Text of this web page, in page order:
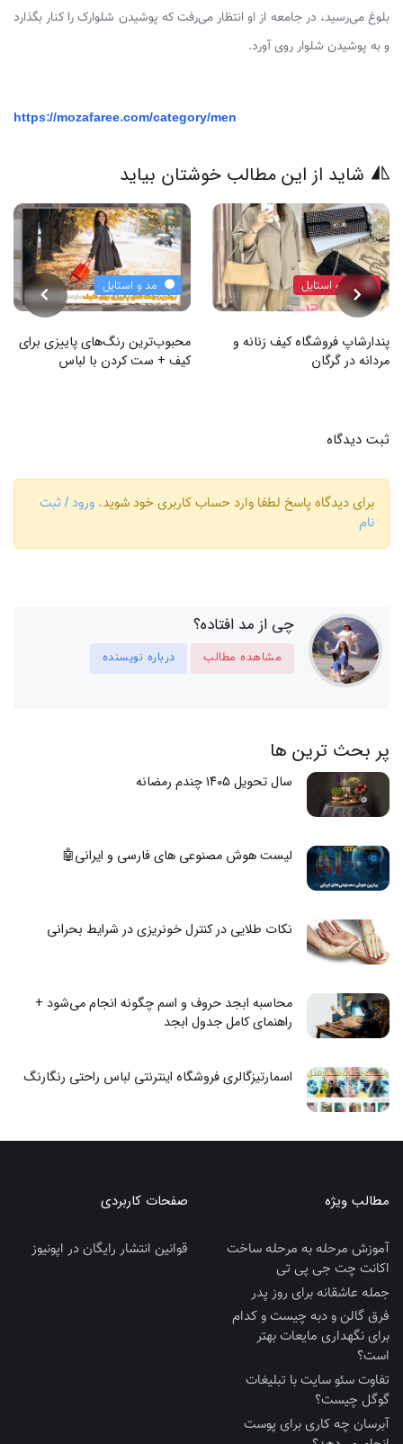
بلوغ می‌­رسید، در جامعه از او انتظار می­‌رفت که پوشیدن شلوارک را کنار بگذارد
و به پوشیدن شلوار روی آورد.
https://mozafaree.com/category/men
شاید از این مطالب خوشتان بیاید
مد و استایل
پندارشاپ فروشگاه کیف زنانه و
مردانه در گرگان
مد و استایل
محبوب‌ترین رنگ‌های پاییزی برای
کیف + ست کردن با لباس
ثبت دیدگاه
برای دیدگاه پاسخ لطفا وارد حساب کاربری خود شوید. ورود / ثبت
نام
چی از مد افتاده؟
مشاهده مطالب درباره نویسنده
پر بحث ترین ها
سال تحویل ۱۴۰۵ چندم رمضانه
لیست هوش مصنوعی های فارسی و ایرانی🤖
نکات طلایی در کنترل خونریزی در شرایط بحرانی
محاسبه ابجد حروف و اسم چگونه انجام می‌شود +
راهنمای کامل جدول ابجد
اسمارتیزگالری فروشگاه اینترنتی لباس راحتی رنگارنگ
مطالب ویژه
آموزش مرحله به مرحله ساخت
اکانت چت جی پی تی
جمله عاشقانه برای روز پدر
فرق گالن و دبه چیست و کدام
برای نگهداری مایعات بهتر
است؟
تفاوت سئو سایت با تبلیغات
گوگل چیست؟
آبرسان چه کاری برای پوست
صفحات کاربردی
قوانین انتشار رایگان در اپونیوز